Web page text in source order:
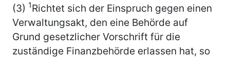
(3) 1Richtet sich der Einspruch gegen einen
Verwaltungsakt, den eine Behörde auf
Grund gesetzlicher Vorschrift für die
zuständige Finanzbehörde erlassen hat, so